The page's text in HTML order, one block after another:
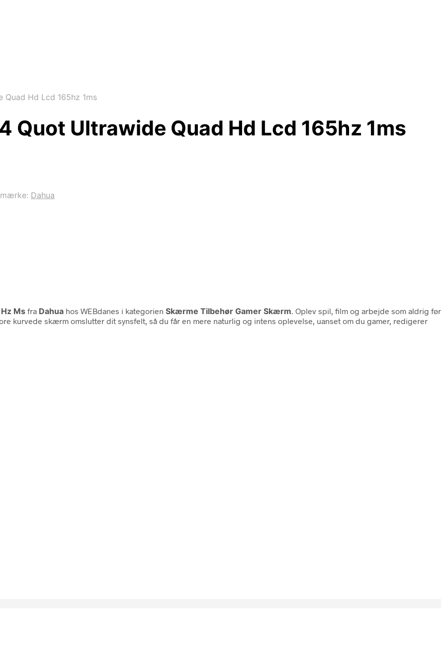
Hd Lcd 165hz 1ms
Quot Ultrawide Quad Hd Lcd 165hz 1ms
Dahua
Ms fra Dahua hos WEBdanes i kategorien Skærme Tilbehør Gamer Skærm . Oplev spil, film og arbejde som aldrig før
kurvede skærm omslutter dit synsfelt, så du får en mere naturlig og intens oplevelse, uanset om du gamer, redigerer